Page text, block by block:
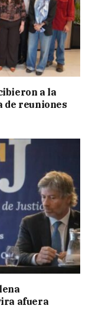
a la
de reuniones
afuera